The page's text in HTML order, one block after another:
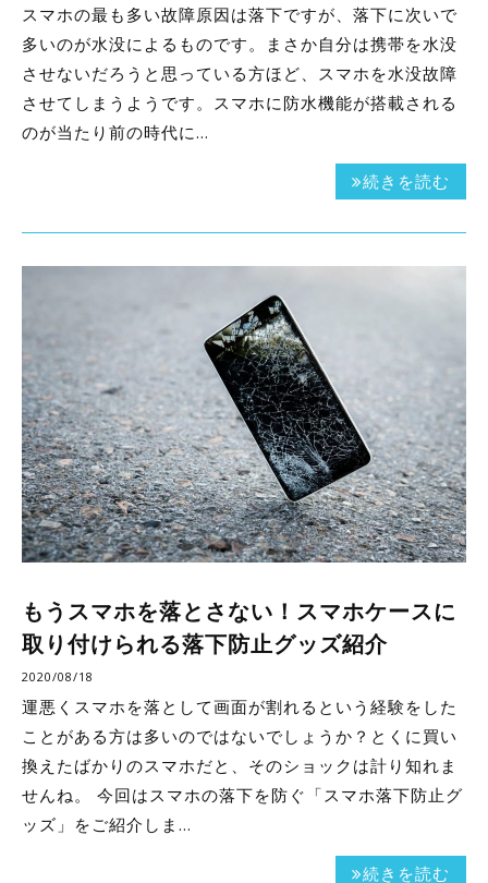
スマホの最も多い故障原因は落下ですが、落下に次いで
多いのが水没によるものです。まさか自分は携帯を水没
させないだろうと思っている方ほど、スマホを水没故障
させてしまうようです。スマホに防水機能が搭載される
のが当たり前の時代に…
続きを読む
もうスマホを落とさない！スマホケースに
取り付けられる落下防止グッズ紹介
2020/08/18
運悪くスマホを落として画面が割れるという経験をした
ことがある方は多いのではないでしょうか？とくに買い
換えたばかりのスマホだと、そのショックは計り知れま
せんね。 今回はスマホの落下を防ぐ「スマホ落下防止グ
ッズ」をご紹介しま…
続きを読む